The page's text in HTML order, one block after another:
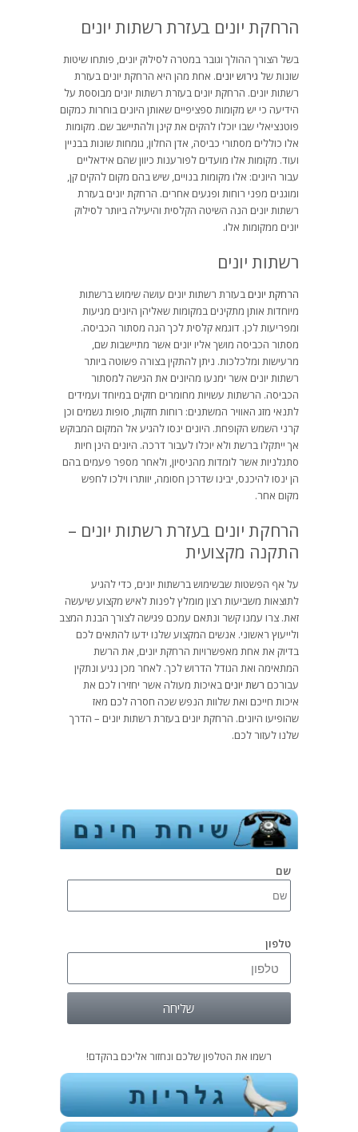
הרחקת יונים בעזרת רשתות יונים
בשל הצורך ההולך וגובר במטרה לסילוק יונים, פותחו שיטות
שונות של גירוש יונים. אחת מהן היא הרחקת יונים בעזרת
רשתות יונים. הרחקת יונים בעזרת רשתות יונים מבוססת על
הידיעה כי יש מקומות ספציפיים שאותן היונים בוחרות כמקום
פוטנציאלי שבו יוכלו להקים את קינן ולהתיישב שם. מקומות
אלו כוללים מסתורי כביסה, אדן החלון, גומחות שונות בבניין
ועוד. מקומות אלו מועדים לפורענות כיוון שהם אידאליים
עבור היונים: אלו מקומות בנויים, שיש בהם מקום להקים קן,
ומוגנים מפני רוחות ופגעים אחרים. הרחקת יונים בעזרת
רשתות יונים הנה השיטה הקלסית והיעילה ביותר לסילוק
יונים ממקומות אלו.
רשתות יונים
הרחקת יוניםבעזרת רשתות יונים עושה שימוש ברשתות
מיוחדות אותן מתקינים במקומות שאליהן היונים מגיעות
ומפריעות לכן. דוגמא קלסית לכך הנה מסתור הכביסה.
מסתור הכביסה מושך אליו יונים אשר מתיישבות שם,
מרעישות ומלכלכות. ניתן להתקין בצורה פשוטה ביותר
רשתות יונים אשר ימנעו מהיונים את הגישה למסתור
הכביסה. הרשתות עשויות מחומרים חזקים במיוחד ועמידים
לתנאי מזג האוויר המשתנים: רוחות חזקות, סופות גשמים וכן
קרני השמש הקופחת. היונים ינסו להגיע אל המקום המבוקש
אך ייתקלו ברשת ולא יוכלו לעבור דרכה. היונים הינן חיות
סתגלניות אשר לומדות מהניסיון, ולאחר מספר פעמים בהם
הן ינסו להיכנס, יבינו שדרכן חסומה, יוותרו וילכו לחפש
מקום אחר.
הרחקת יונים בעזרת רשתות יונים –
התקנה מקצועית
על אף הפשטות שבשימוש ברשתות יונים, כדי להגיע
לתוצאות משביעות רצון מומלץ לפנות לאיש מקצוע שיעשה
זאת. צרו עמנו קשר ונתאם עמכם פגישה לצורך הבנת המצב
ולייעוץ ראשוני. אנשים המקצוע שלנו ידעו להתאים לכם
בדיוק את אחת מאפשרויות הרחקת יונים, את הרשת
המתאימה ואת הגודל הדרוש לכך. לאחר מכן נגיע ונתקין
עבורכם רשת יוניםבאיכות מעולה אשר יחזירו לכם את
איכות חייכם ואת שלוות הנפש שכה חסרה לכם מאז
שהופיעו היונים. הרחקת יונים בעזרת רשתות יונים – הדרך
שלנו לעזור לכם.
שם
טלפון
שליחה
רשמו את הטלפון שלכם ונחזור אליכם בהקדם!